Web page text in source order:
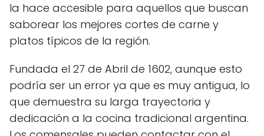
la hace accesible para aquellos que buscan
saborear los mejores cortes de carne y
platos típicos de la región.
Fundada el 27 de Abril de 1602, aunque esto
podría ser un error ya que es muy antigua, lo
que demuestra su larga trayectoria y
dedicación a la cocina tradicional argentina.